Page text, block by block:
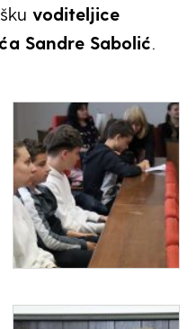
voditeljice
Sandre Sabolić